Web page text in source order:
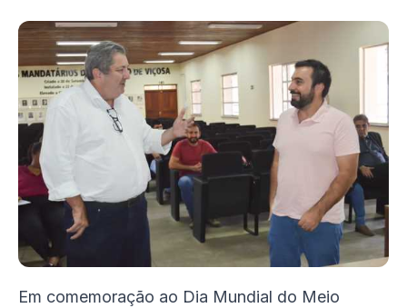
Em comemoração ao Dia Mundial do Meio